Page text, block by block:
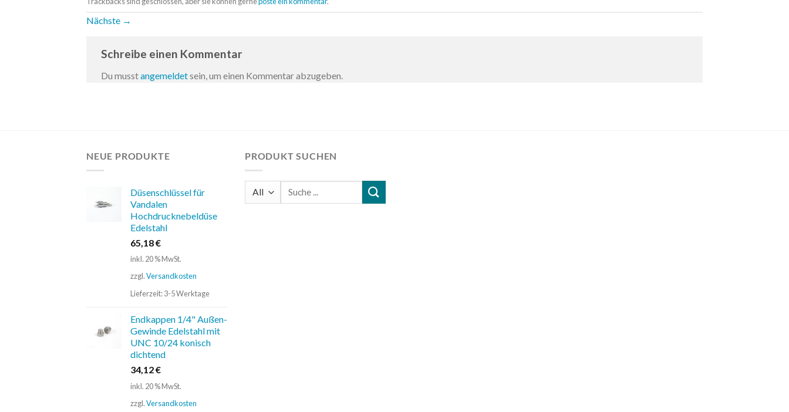
Nächste →
Schreibe einen Kommentar
Du musstangemeldetsein, um einen Kommentar abzugeben.
NEUE PRODUKTE
Düsenschlüssel für
Vandalen
Hochdrucknebeldüse
Edelstahl
65,18€
inkl. 20 % MwSt.
zzgl.Versandkosten
Lieferzeit:3-5 Werktage
Endkappen 1/4" Außen-
Gewinde Edelstahl mit
UNC 10/24 konisch
dichtend
34,12€
inkl. 20 % MwSt.
zzgl.Versandkosten
PRODUKT SUCHEN
Suchen